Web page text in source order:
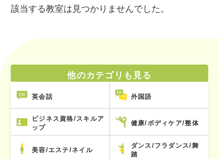
該当する教室は見つかりませんでした。
他のカテゴリも見る
英会話 外国語
ビジネス資格/スキルア
ップ
健康/ボディケア/整体
美容/エステ/ネイル
ダンス/フラダンス/舞
踏